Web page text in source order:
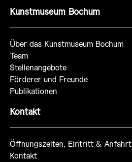
Kunstmuseum Bochum
Über das Kunstmuseum Bochum
Team
Stellenangebote
Förderer und Freunde
Publikationen
Kontakt
Öffnungszeiten, Eintritt & Anfahrt
Kontakt